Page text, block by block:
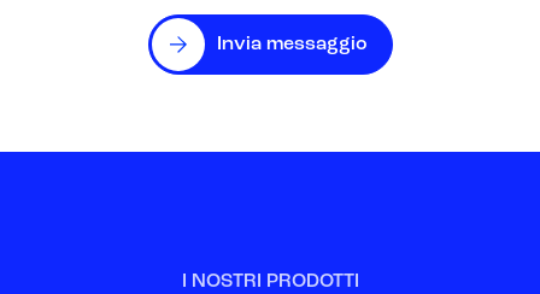
Invia messaggio
I NOSTRI PRODOTTI